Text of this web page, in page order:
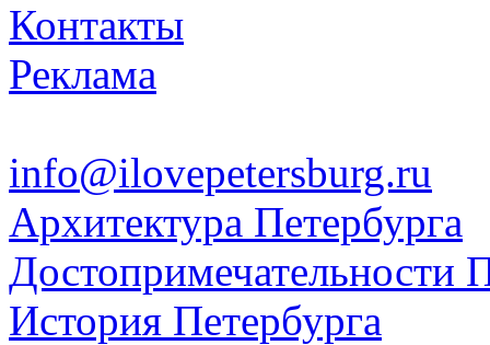
Контакты
Реклама
info@ilovepetersburg.ru
Архитектура Петербурга
Достопримечательности
История Петербурга